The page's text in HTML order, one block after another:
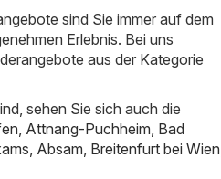
sind Sie immer auf dem
Erlebnis. Bei uns
aus der Kategorie
sehen Sie sich auch die
Attnang-Puchheim Bad
Absam Breitenfurt bei Wien